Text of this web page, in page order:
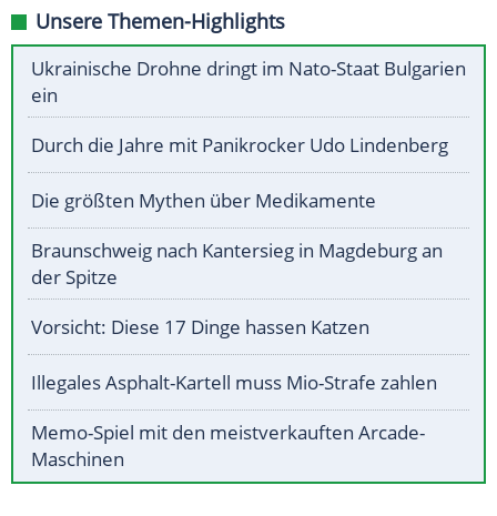
Unsere Themen-Highlights
Ukrainische Drohne dringt im Nato-Staat Bulgarien
ein
Durch die Jahre mit Panikrocker Udo Lindenberg
Die größten Mythen über Medikamente
Braunschweig nach Kantersieg in Magdeburg an
der Spitze
Vorsicht: Diese 17 Dinge hassen Katzen
Illegales Asphalt-Kartell muss Mio-Strafe zahlen
Memo-Spiel mit den meistverkauften Arcade-
Maschinen